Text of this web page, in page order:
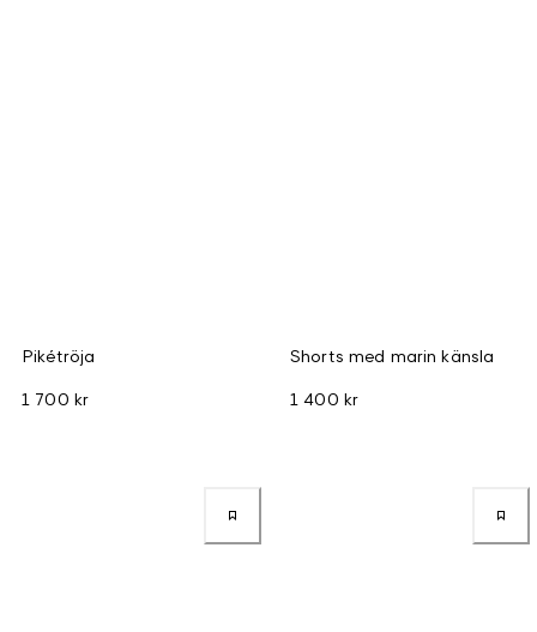
Pikétröja
1 700 kr
Shorts med marin känsla
1 400 kr